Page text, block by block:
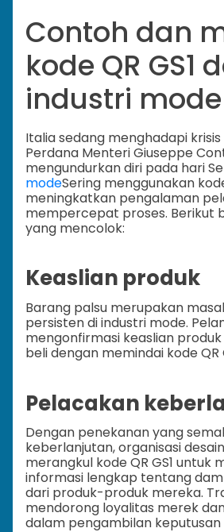
Contoh dan
kode QR GS1
industri
Italia sedang menghadapi
Perdana Menteri Giuseppe
mengundurkan diri pada hari
modeSering menggunakan
meningkatkan pengalaman
mempercepat proses. Berikut
yang mencolok:
Keaslian produk
Barang palsu merupakan
persisten di industri mode.
mengonfirmasi keaslian
beli dengan memindai kode QR
Pelacakan
Dengan penekanan yang
keberlanjutan, organisasi
merangkul kode QR GS1 untuk
informasi lengkap tentang
dari produk-produk mereka.
mendorong loyalitas merek
dalam pengambilan keputusan